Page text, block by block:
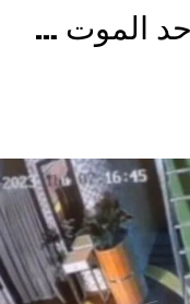
الموت …